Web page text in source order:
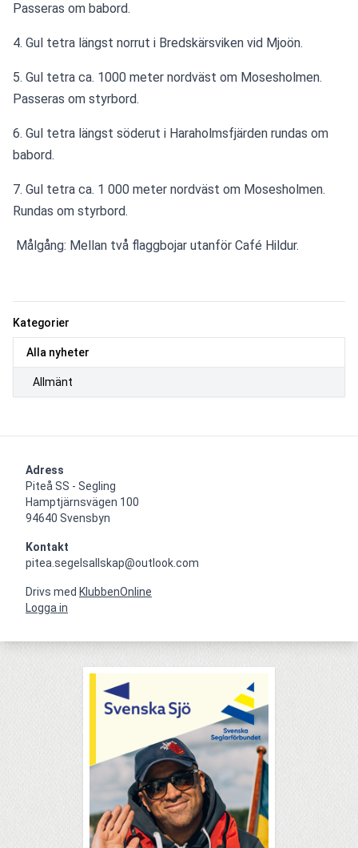
Kategorier
Alla nyheter
Allmänt
Passeras om babord.
4. Gul tetra längst norrut i Bredskärsviken vid Mjoön.
5. Gul tetra ca. 1000 meter nordväst om Mosesholmen.
Passeras om styrbord.
6. Gul tetra längst söderut i Haraholmsfjärden rundas om
babord.
7. Gul tetra ca. 1 000 meter nordväst om Mosesholmen.
Rundas om styrbord.
Målgång: Mellan två flaggbojar utanför Café Hildur.
Adress
Piteå SS - Segling
Hamptjärnsvägen 100
94640 Svensbyn
Kontakt
pitea.segelsallskap@outlook.com
Drivs med KlubbenOnline
Logga in